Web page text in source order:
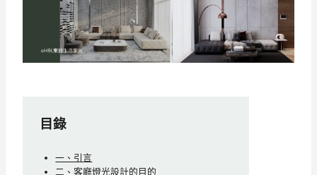
目錄
一、引言
二、客廳燈光設計的目的